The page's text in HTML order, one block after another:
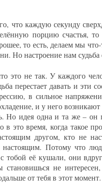
что каждую секунду
порцию счастья,
то есть, делаем мы
Но настроение нам
это не так. У каждого
перестает давать и эти
в сильное
и у него
Но идея одна и та же – он
в это время, когда такое
другом, кто не
настоящим. Потому что
тобой её кушали, они
не
от тебя в этот момент.